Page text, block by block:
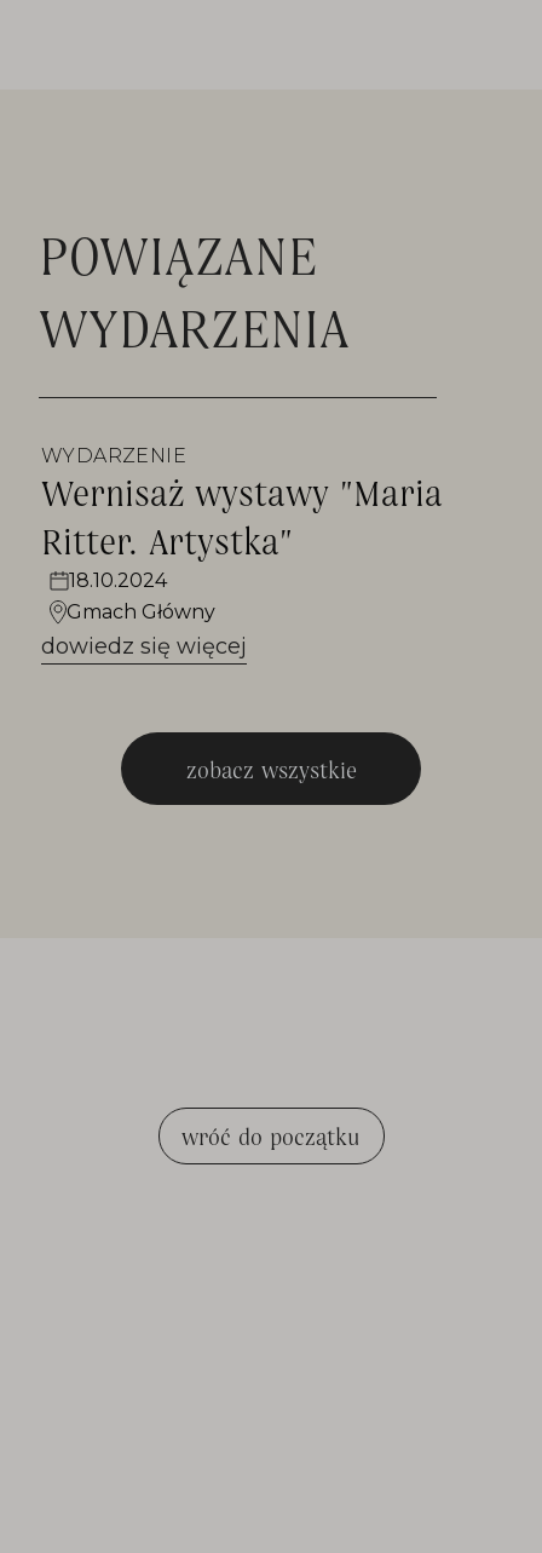
POWIĄZANE
WYDARZENIA
WYDARZENIE
Wernisaż wystawy "Maria
Ritter. Artystka"
18.10.2024
Gmach Główny
dowiedz się więcej
zobacz wszystkie
wróć do początku